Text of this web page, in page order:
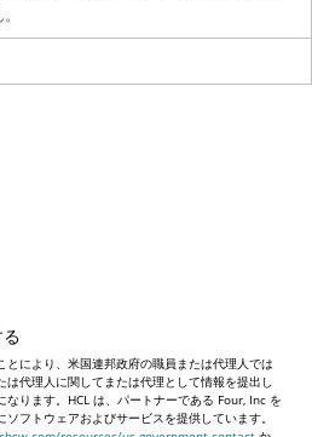
とにより、米国連邦政府の職員または代理人では
は代理人に関してまたは代理として情報を提出し
なります。HCL は、パートナーである Four, Inc を
フトウェアおよびサービスを提供しています。